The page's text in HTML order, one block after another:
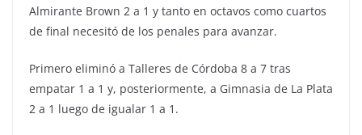
Almirante Brown 2 a 1 y tanto en octavos como cuartos
de final necesitó de los penales para avanzar.
Primero eliminó a Talleres de Córdoba 8 a 7 tras
empatar 1 a 1 y, posteriormente, a Gimnasia de La Plata
2 a 1 luego de igualar 1 a 1.